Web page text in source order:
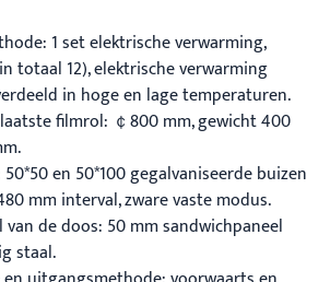
1 set elektrische verwarming,
totaal 12), elektrische verwarming
in hoge en lage temperaturen.
filmrol: ￠800 mm, gewicht 400
en 50*100 gegalvaniseerde buizen
mm interval, zware vaste modus.
de doos: 50 mm sandwichpaneel
staal.